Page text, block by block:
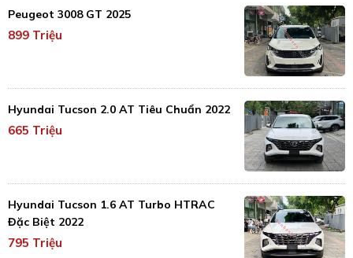
Peugeot 3008 GT 2025
899 Triệu
Hyundai Tucson 2.0 AT Tiêu Chuẩn 2022
665 Triệu
Hyundai Tucson 1.6 AT Turbo HTRAC
Đặc Biệt 2022
795 Triệu